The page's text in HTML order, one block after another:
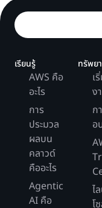
เรียนรู้
AWS คือ
อะไร
การ
ประมวล
ผลบน
คลาวด์
คืออะไร
Agentic
AI คือ
ทรัพย
เ
ง
ก
อ
ไ
โ